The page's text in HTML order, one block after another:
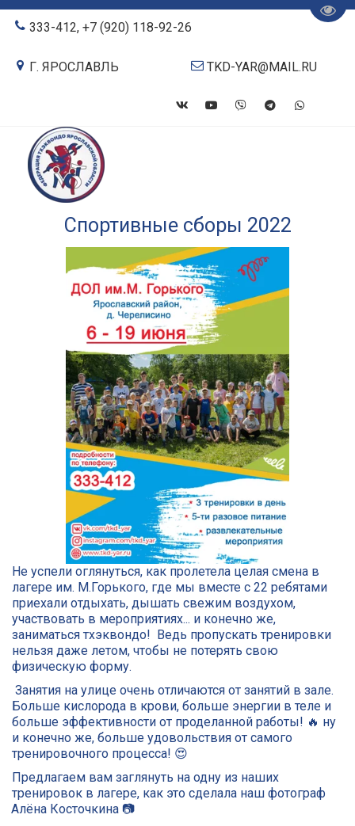
333-412, +7 (920) 118-92-26
Г. ЯРОСЛАВЛЬ TKD-YAR@MAIL.RU
Спортивные сборы 2022
Не успели оглянуться, как пролетела целая смена в
лагере им. М.Горького, где мы вместе с 22 ребятами
приехали отдыхать, дышать свежим воздухом,
участвовать в мероприятиях... и конечно же,
заниматься тхэквондо!  Ведь пропускать тренировки
нельзя даже летом, чтобы не потерять свою
физическую форму.
Занятия на улице очень отличаются от занятий в зале.
Больше кислорода в крови, больше энергии в теле и
больше эффективности от проделанной работы! 🔥 ну
и конечно же, больше удовольствия от самого
тренировочного процесса! 😍
Предлагаем вам заглянуть на одну из наших
Алёна Косточкина 📷